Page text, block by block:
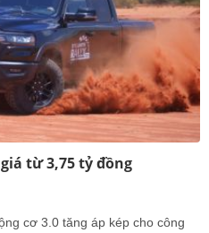
từ 3,75 tỷ đồng
cơ 3.0 tăng áp kép cho công